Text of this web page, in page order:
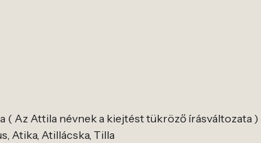
( Az Attila névnek a kiejtést tükröző írásváltozata )
Atika, Atillácska, Tilla